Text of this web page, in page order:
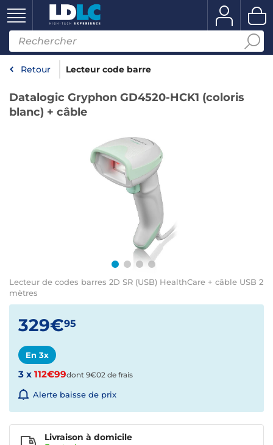
Retour Lecteur code barre
Datalogic Gryphon GD4520-HCK1 (coloris
blanc) + câble
Lecteur de codes barres 2D SR (USB) HealthCare + câble USB 2
mètres
329€95
En 3x
3 x 112€99dont 9€02 de frais
Alerte baisse de prix
Livraison à domicile